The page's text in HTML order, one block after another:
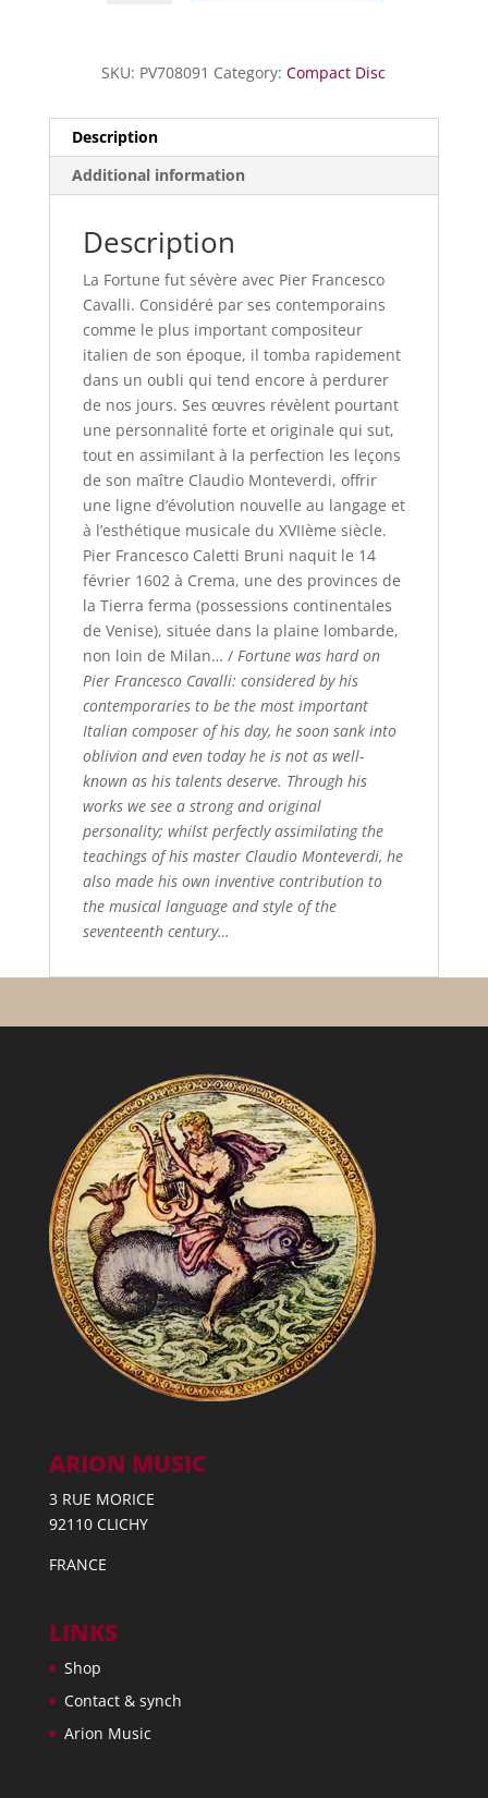
vergine
1656
(Copier)
quantity
SKU: PV708091 Category:Compact Disc
Description
Additional information
Description
La Fortune fut sévère avec Pier Francesco
Cavalli. Considéré par ses contemporains
comme le plus important compositeur
italien de son époque, il tomba rapidement
dans un oubli qui tend encore à perdurer
de nos jours. Ses œuvres révèlent pourtant
une personnalité forte et originale qui sut,
tout en assimilant à la perfection les leçons
de son maître Claudio Monteverdi, offrir
une ligne d’évolution nouvelle au langage et
à l’esthétique musicale du XVIIème siècle.
Pier Francesco Caletti Bruni naquit le 14
février 1602 à Crema, une des provinces de
la Tierra ferma (possessions continentales
de Venise), située dans la plaine lombarde,
non loin de Milan… /Fortune was hard on
Pier Francesco Cavalli: considered by his
contemporaries to be the most important
Italian composer of his day, he soon sank into
oblivion and even today he is not as well-
known as his talents deserve. Through his
works we see a strong and original
personality; whilst perfectly assimilating the
teachings of his master Claudio Monteverdi, he
also made his own inventive contribution to
the musical language and style of the
seventeenth century…
ARION MUSIC
3 RUE MORICE
92110 CLICHY
FRANCE
LINKS
Shop
Contact & synch
Arion Music